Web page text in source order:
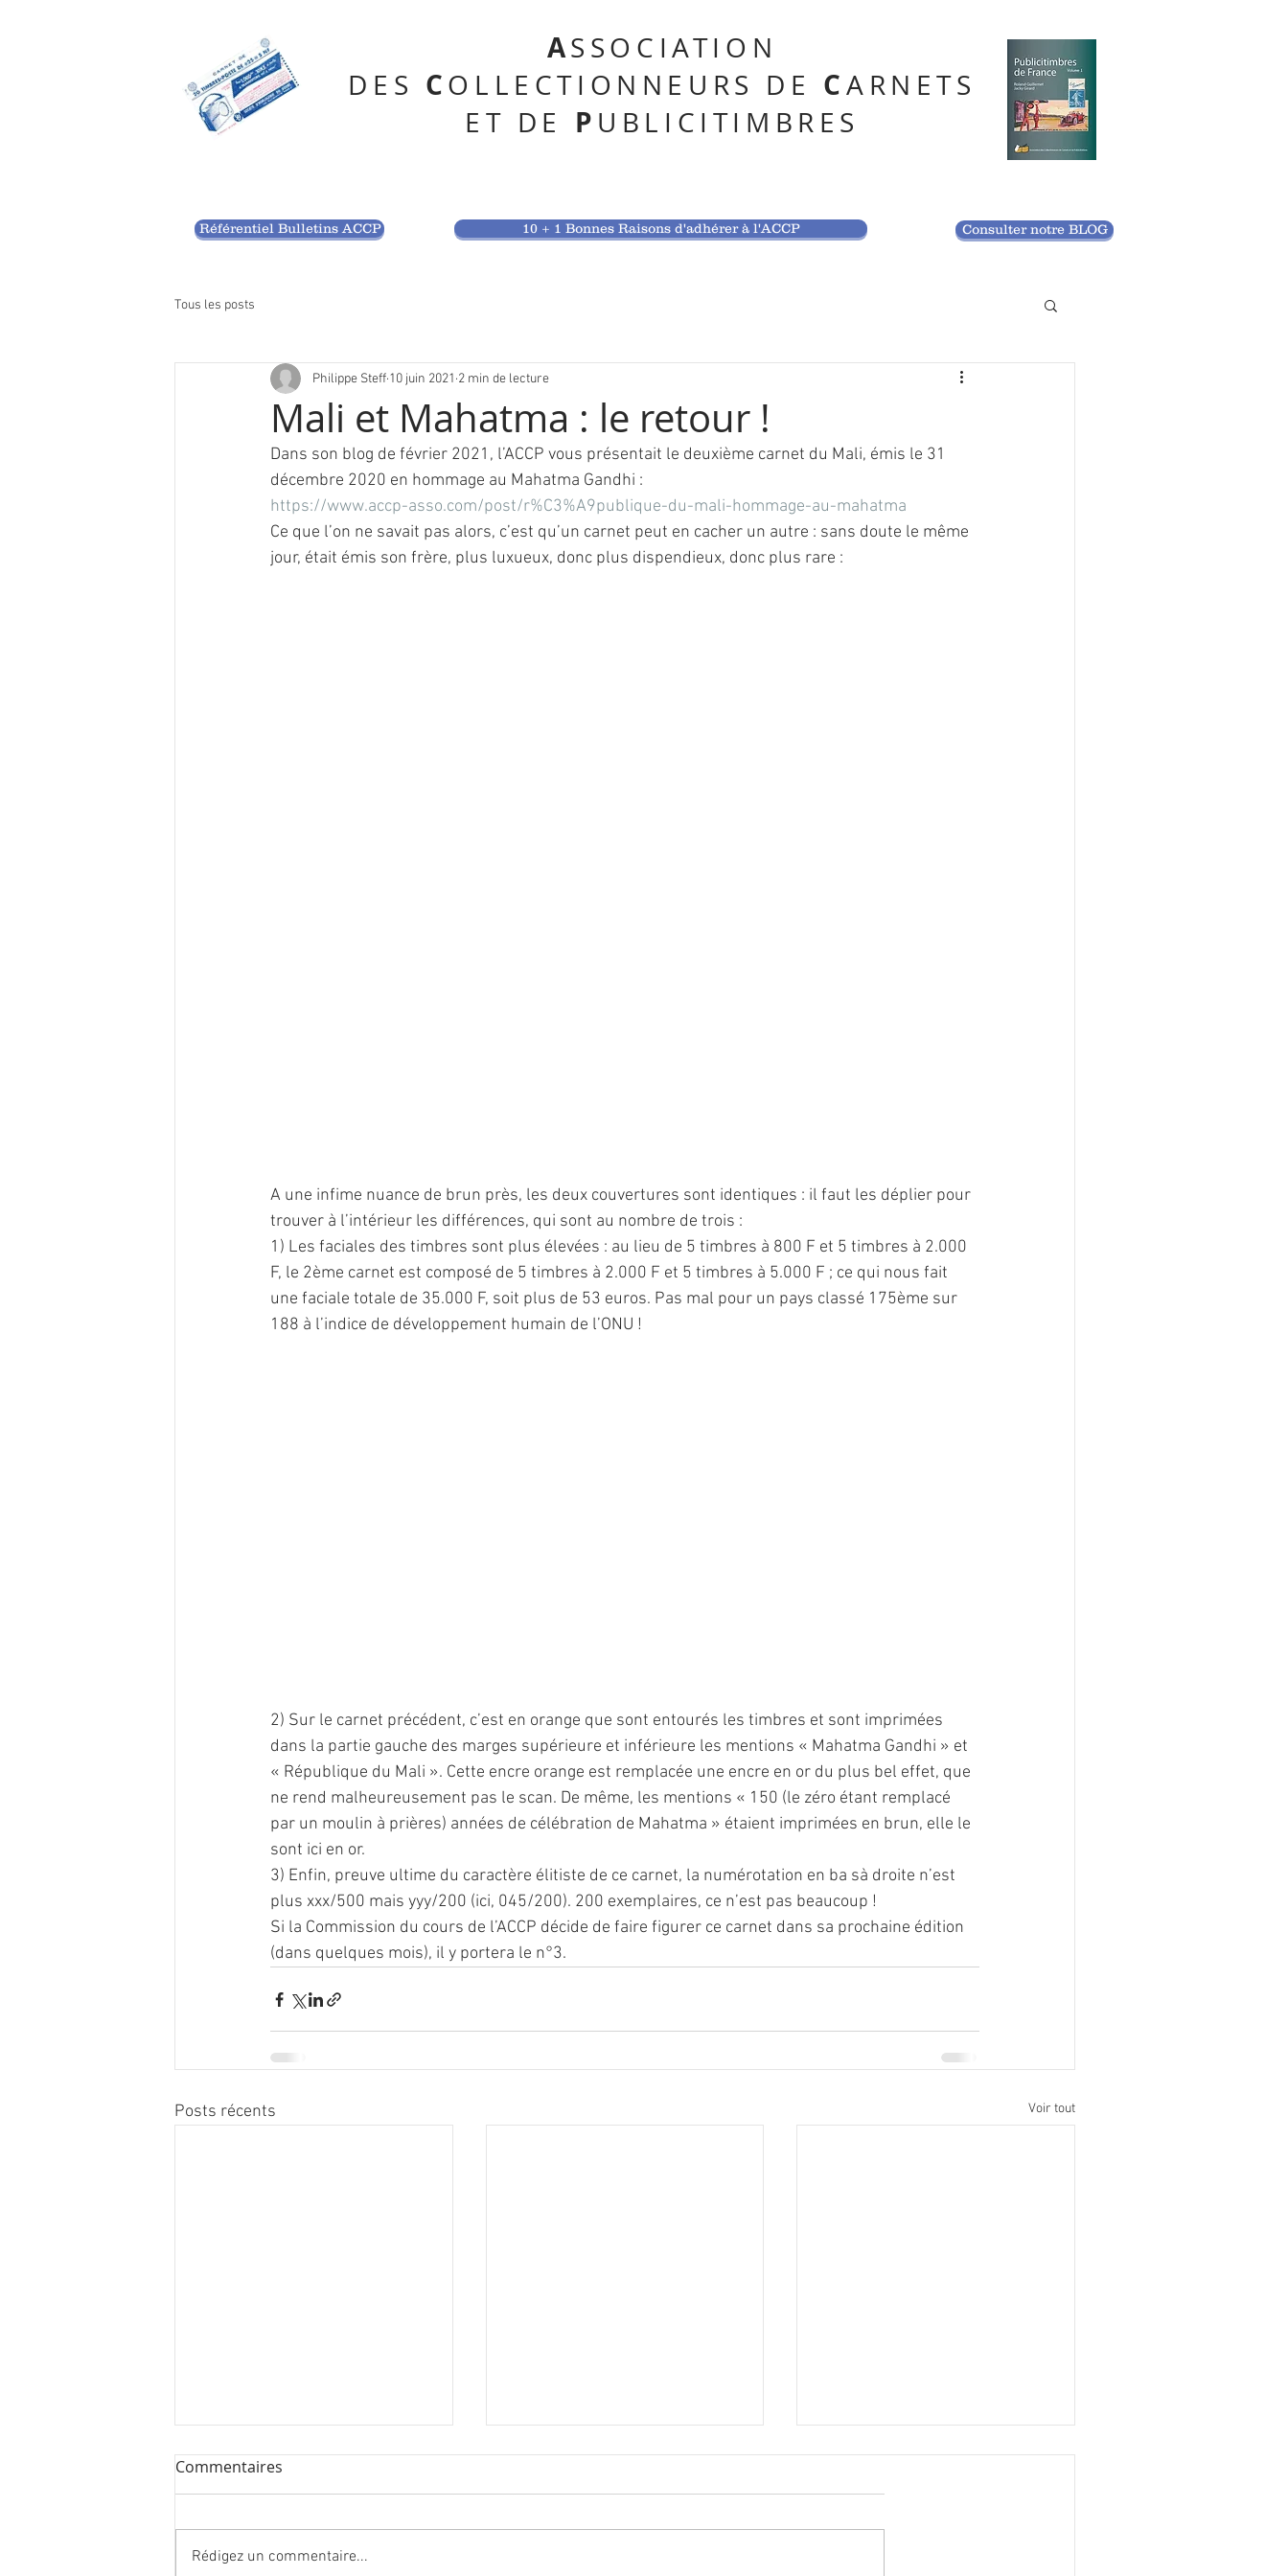
ASSOCIATION
DES COLLECTIONNEURS DE CARNETS
ET DE P UBLICITIMBRES
Référentiel Bulletins ACCP Consulter notre BLOG
Tous les posts
Mali et Mahatma : le retour !
Philippe Steff 10 juin 2021 2 min de lecture
Dans son blog de février 2021, l’ACCP vous présentait le deuxième carnet du Mali, émis le 31
décembre 2020 en hommage au Mahatma Gandhi :
https://www.accp-asso.com/post/r%C3%A9publique-du-mali-hommage-au-mahatma
Ce que l’on ne savait pas alors, c’est qu’un carnet peut en cacher un autre : sans doute le même
jour, était émis son frère, plus luxueux, donc plus dispendieux, donc plus rare :
A une infime nuance de brun près, les deux couvertures sont identiques : il faut les déplier pour
trouver à l’intérieur les différences, qui sont au nombre de trois :
1) Les faciales des timbres sont plus élevées : au lieu de 5 timbres à 800 F et 5 timbres à 2.000
F, le 2ème carnet est composé de 5 timbres à 2.000 F et 5 timbres à 5.000 F ; ce qui nous fait
une faciale totale de 35.000 F, soit plus de 53 euros. Pas mal pour un pays classé 175ème sur
188 à l’indice de développement humain de l’ONU !
2) Sur le carnet précédent, c’est en orange que sont entourés les timbres et sont imprimées
dans la partie gauche des marges supérieure et inférieure les mentions « Mahatma Gandhi » et
« République du Mali ». Cette encre orange est remplacée une encre en or du plus bel effet, que
ne rend malheureusement pas le scan. De même, les mentions « 150 (le zéro étant remplacé
par un moulin à prières) années de célébration de Mahatma » étaient imprimées en brun, elle le
sont ici en or.
3) Enfin, preuve ultime du caractère élitiste de ce carnet, la numérotation en ba sà droite n’est
plus xxx/500 mais yyy/200 (ici, 045/200). 200 exemplaires, ce n’est pas beaucoup !
Si la Commission du cours de l’ACCP décide de faire figurer ce carnet dans sa prochaine édition
(dans quelques mois), il y portera le n°3.
Posts récents Voir tout
Commentaires
Rédigez un commentaire...
10 + 1 Bonnes Raisons d'adhérer à l'ACCP